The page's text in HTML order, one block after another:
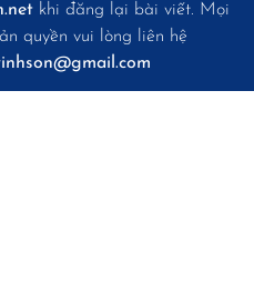
khi đăng lại bài viết. Mọi
quyền vui lòng liên hệ